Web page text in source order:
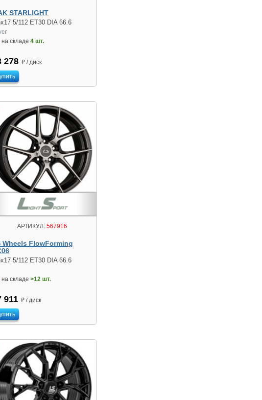
STARLIGHT
5/112 ET30 DIA 66.6
на складе4 шт.
278 ₽ / диск
АРТИКУЛ: 567916
Wheels FlowForming
5/112 ET30 DIA 66.6
на складе>12 шт.
911 ₽ / диск